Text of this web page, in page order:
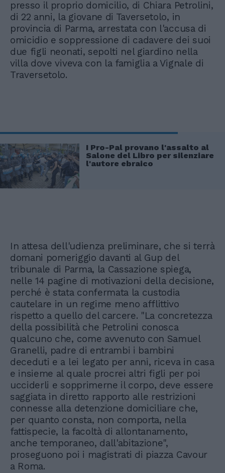
presso il proprio domicilio, di Chiara Petrolini,
di 22 anni, la giovane di Taversetolo, in
provincia di Parma, arrestata con l'accusa di
omicidio e soppressione di cadavere dei suoi
due figli neonati, sepolti nel giardino nella
villa dove viveva con la famiglia a Vignale di
Traversetolo.
I Pro-Pal provano l'assalto al
Salone del Libro per silenziare
l'autore ebraico
In attesa dell'udienza preliminare, che si terrà
domani pomeriggio davanti al Gup del
tribunale di Parma, la Cassazione spiega,
nelle 14 pagine di motivazioni della decisione,
perché è stata confermata la custodia
cautelare in un regime meno afflittivo
rispetto a quello del carcere. "La concretezza
della possibilità che Petrolini conosca
qualcuno che, come avvenuto con Samuel
Granelli, padre di entrambi i bambini
deceduti e a lei legato per anni, riceva in casa
e insieme al quale procrei altri figli per poi
ucciderli e sopprimerne il corpo, deve essere
saggiata in diretto rapporto alle restrizioni
connesse alla detenzione domiciliare che,
per quanto consta, non comporta, nella
fattispecie, la facoltà di allontanamento,
anche temporaneo, dall'abitazione",
proseguono poi i magistrati di piazza Cavour
a Roma.